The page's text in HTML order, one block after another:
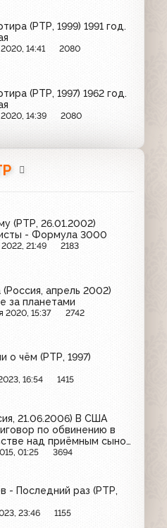
(РТР, 1999) 1991 год.
14:41 2080
(РТР, 1997) 1962 год.
14:39 2080
(РТР, 26.01.2002)
- Формула 3000
2022, 21:49 2183
(Россия, апрель 2002)
за планетами
2020, 15:37 2742
о чём (РТР, 1997)
16:54 1415
21.06.2006) В США
по обвинению в
над приёмным сыном
Маркус Альбек
01:25 3694
- Последний раз (РТР,
23:46 1155